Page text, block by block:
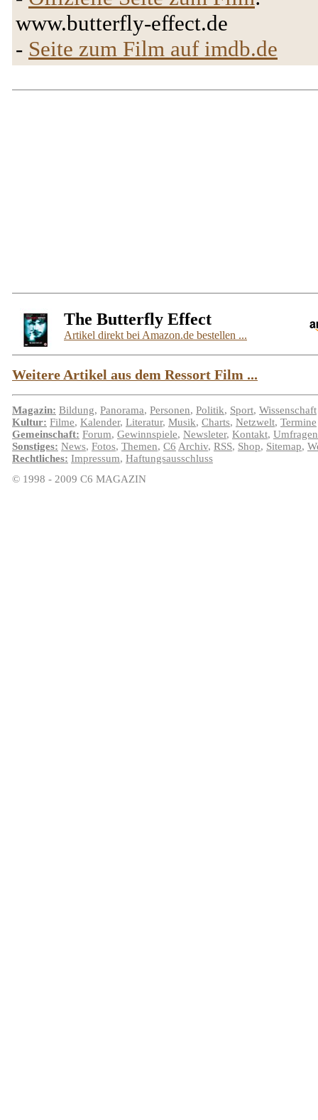
www.butterfly-effect.de
- Seite zum Film auf imdb.de
The Butterfly Effect
Artikel direkt bei Amazon.de bestellen ...
Weitere Artikel aus dem Ressort Film ...
Magazin: Bildung, Panorama, Personen, Politik, Sport, Wissenschaft
Kultur: Filme, Kalender, Literatur, Musik, Charts, Netzwelt, Termine
Gemeinschaft: Forum, Gewinnspiele, Newsleter, Kontakt, Umfragen
Sonstiges: News, Fotos, Themen, C6 Archiv, RSS, Shop, Sitemap,
Rechtliches: Impressum, Haftungsausschluss
© 1998 - 2009 C6 MAGAZIN